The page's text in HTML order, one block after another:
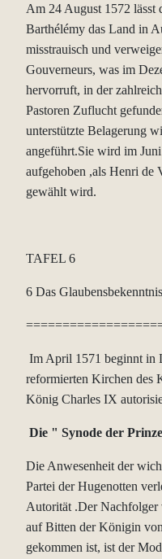
Am 24 August 1572 lässt
Barthélémy das Land in
misstrauisch und
Gouverneurs, was im
hervorruft, in der
Pastoren Zuflucht
unterstützte Belagerung
angeführt.Sie wird im
aufgehoben ,als Henri de
gewählt wird.
TAFEL 6
6 Das
Im April 1571 beginnt in
reformierten Kirchen des
König Charles IX
Die " Synode der
Die Anwesenheit der
Partei der Hugenotten
Autorität .Der Nachfolger
auf Bitten der Königin
gekommen ist, ist der